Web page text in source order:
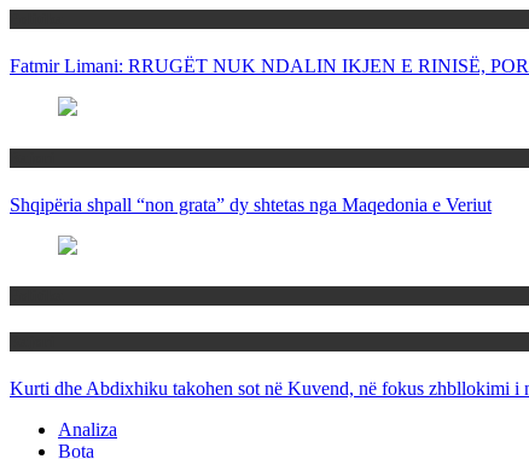
Fatmir Limani: RRUGËT NUK NDALIN IKJEN E RINISË,
Shqipëria shpall “non grata” dy shtetas nga Maqedonia e Veriut
Kurti dhe Abdixhiku takohen sot në Kuvend, në fokus zhbllokimi i
Analiza
Bota